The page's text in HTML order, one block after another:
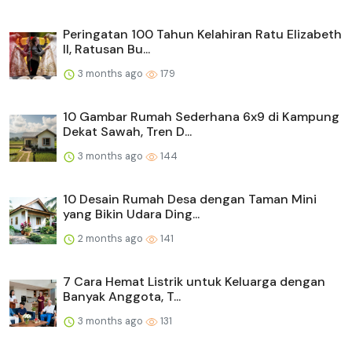
Peringatan 100 Tahun Kelahiran Ratu Elizabeth
II, Ratusan Bu...
3 months ago 179
10 Gambar Rumah Sederhana 6x9 di Kampung
Dekat Sawah, Tren D...
3 months ago 144
10 Desain Rumah Desa dengan Taman Mini
yang Bikin Udara Ding...
2 months ago 141
7 Cara Hemat Listrik untuk Keluarga dengan
Banyak Anggota, T...
3 months ago 131